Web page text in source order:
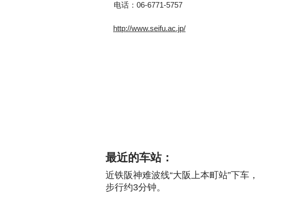
电话：06-6771-5757
最近的车站：
近铁阪神难波线“大阪上本町站”下车，
步行约3分钟。
http://www.seifu.ac.jp/